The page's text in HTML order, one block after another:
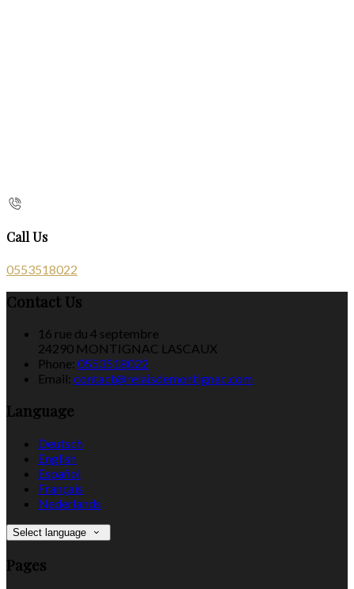
Call Us
0553518022
Contact Us
16 rue du 4 septembre
24290 MONTIGNAC LASCAUX
Phone: 0553518022
Email: contact@relaisdemontignac.com
Language
Deutsch
English
Español
Français
Nederlands
Select language
Pages